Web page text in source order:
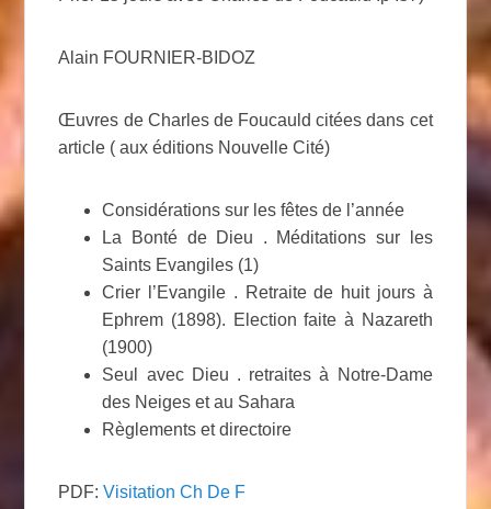
Alain FOURNIER-BIDOZ
Œuvres de Charles de Foucauld citées dans cet
article ( aux éditions Nouvelle Cité)
Considérations sur les fêtes de l’année
La Bonté de Dieu . Méditations sur les
Saints Evangiles (1)
Crier l’Evangile . Retraite de huit jours à
Ephrem (1898). Election faite à Nazareth
(1900)
Seul avec Dieu . retraites à Notre-Dame
des Neiges et au Sahara
Règlements et directoire
PDF:Visitation Ch De F